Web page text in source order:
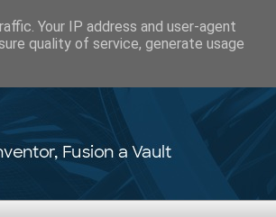
Your IP address and user-agent
quality of service, generate usage